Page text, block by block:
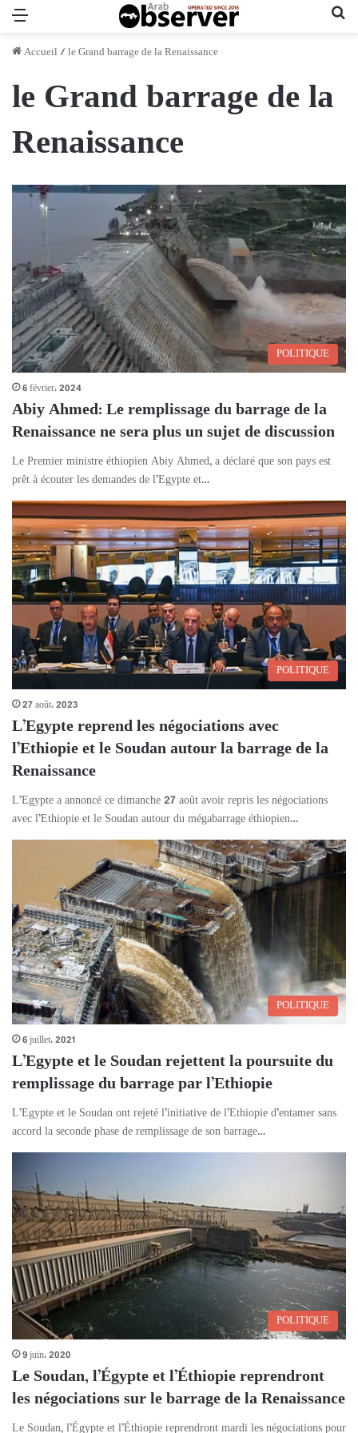
Accueil /le Grand barrage de la Renaissance
le Grand barrage de la
Renaissance
POLITIQUE
6 février، 2024
Abiy Ahmed: Le remplissage du barrage de la
Renaissance ne sera plus un sujet de discussion
Le Premier ministre éthiopien Abiy Ahmed, a déclaré que son pays est
prêt à écouter les demandes de l’Egypte et…
POLITIQUE
27 août، 2023
L’Egypte reprend les négociations avec
l’Ethiopie et le Soudan autour la barrage de la
Renaissance
L’Egypte a annoncé ce dimanche 27 août avoir repris les négociations
avec l’Ethiopie et le Soudan autour du mégabarrage éthiopien…
POLITIQUE
6 juillet، 2021
L’Egypte et le Soudan rejettent la poursuite du
remplissage du barrage par l’Ethiopie
L’Egypte et le Soudan ont rejeté l’initiative de l’Ethiopie d’entamer sans
accord la seconde phase de remplissage de son barrage…
POLITIQUE
9 juin، 2020
Le Soudan, l’Égypte et l’Éthiopie reprendront
les négociations sur le barrage de la Renaissance
Le Soudan, l’Égypte et l’Éthiopie reprendront mardi les négociations pour